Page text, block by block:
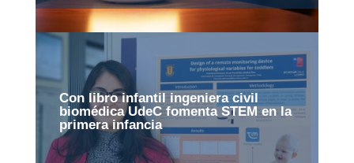
Con libro infantil ingeniera civil
biomédica UdeC fomenta STEM en la
primera infancia